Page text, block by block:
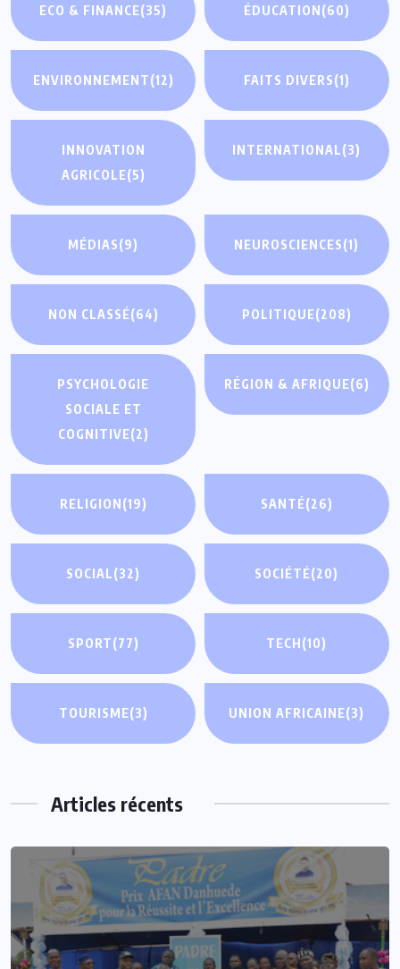
ECO & FINANCE(35) ÉDUCATION(60)
ENVIRONNEMENT(12) FAITS DIVERS(1)
INNOVATION
AGRICOLE(5)
INTERNATIONAL(3)
MÉDIAS(9) NEUROSCIENCES(1)
NON CLASSÉ(64) POLITIQUE(208)
PSYCHOLOGIE
SOCIALE ET
COGNITIVE(2)
RÉGION & AFRIQUE(6)
RELIGION(19) SANTÉ(26)
SOCIAL(32) SOCIÉTÉ(20)
SPORT(77) TECH(10)
TOURISME(3) UNION AFRICAINE(3)
Articles récents